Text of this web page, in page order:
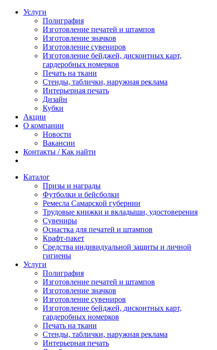
Услуги
Полиграфия
Изготовление печатей и штампов
Изготовление значков
Изготовление сувениров
Изготовление бейджей, дисконтных карт,
гардеробных номерков
Печать на ткани
Стенды, таблички, наружная реклама
Интерьерная печать
Дизайн
Кубки
Акции
О компании
Новости
Вакансии
Контакты / Как найти
Каталог
Призы и награды
Футболки и бейсболки
Ремесла Самарской губернии
Трудовые книжки и вкладыши, удостоверения
Сувениры
Оснастка для печатей и штампов
Крафт-пакет
Средства индивидуальной защиты и личной
гигиены
Услуги
Полиграфия
Изготовление печатей и штампов
Изготовление значков
Изготовление сувениров
Изготовление бейджей, дисконтных карт,
гардеробных номерков
Печать на ткани
Стенды, таблички, наружная реклама
Интерьерная печать